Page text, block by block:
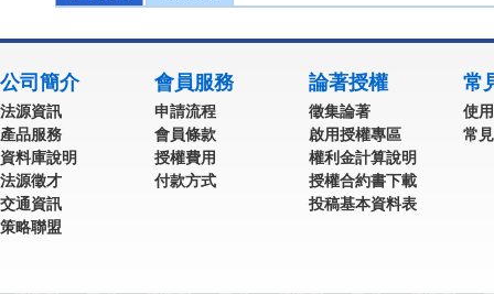
公司簡介
法源資訊
產品服務
資料庫說明
法源徵才
交通資訊
策略聯盟
會員服務
申請流程
會員條款
授權費用
付款方式
論著授權
徵集論著
啟用授權專區
權利金計算說明
授權合約書下載
投稿基本資料表
常
使
常